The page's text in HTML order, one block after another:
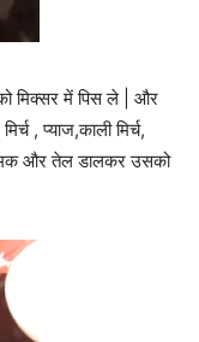
मिक्सर में पिस ले | और
, प्याज,काली मिर्च,
और तेल डालकर उसको